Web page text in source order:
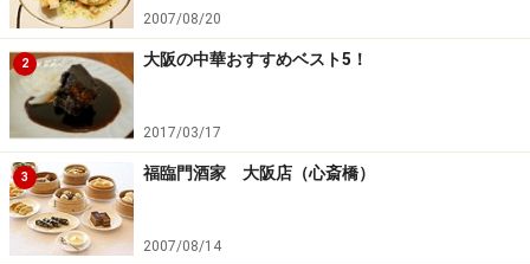
2007/08/20
2 大阪の中華おすすめベスト5！
2017/03/17
3 福臨門酒家 大阪店（心斎橋）
2007/08/14